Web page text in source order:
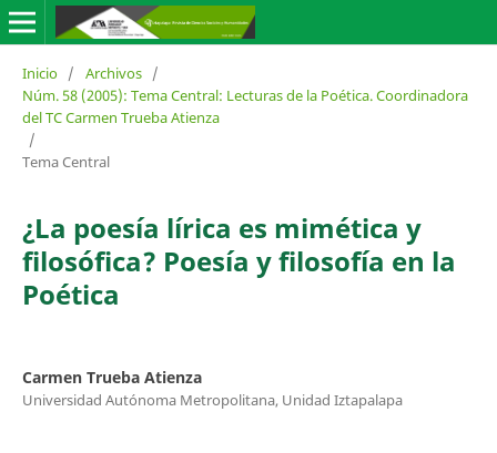
Inicio / Archivos /
Núm. 58 (2005): Tema Central: Lecturas de la Poética. Coordinadora
del TC Carmen Trueba Atienza
/
Tema Central
¿La poesía lírica es mimética y
filosófica? Poesía y filosofía en la
Poética
Carmen Trueba Atienza
Universidad Autónoma Metropolitana, Unidad Iztapalapa